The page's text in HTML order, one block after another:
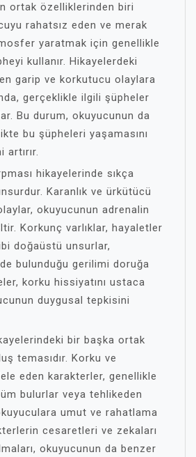
ortak özelliklerinden biri
rahatsız eden ve merak
yaratmak için genellikle
kullanır. Hikayelerdeki
garip ve korkutucu olaylara
gerçeklikle ilgili şüpheler
Bu durum, okuyucunun da
bu şüpheleri yaşamasını
hikayelerinde sıkça
Karanlık ve ürkütücü
okuyucunun adrenalin
Korkunç varlıklar, hayaletler
doğaüstü unsurlar,
bulunduğu gerilimi doruğa
korku hissiyatını ustaca
duygusal tepkisini
bir başka ortak
temasıdır. Korku ve
eden karakterler, genellikle
bulurlar veya tehlikeden
umut ve rahatlama
cesaretleri ve zekaları
okuyucunun da benzer